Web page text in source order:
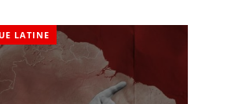
LATINE